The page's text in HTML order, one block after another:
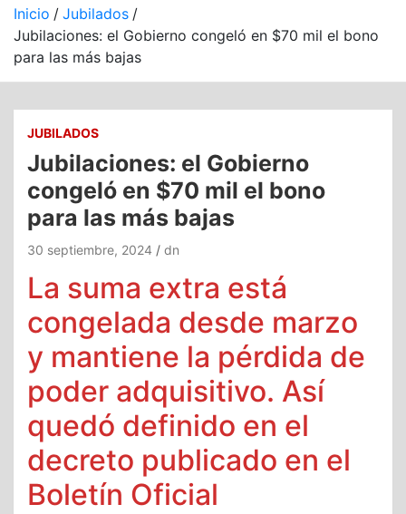
Inicio
Jubilados
Jubilaciones: el Gobierno congeló en $70 mil el bono
para las más bajas
JUBILADOS
Jubilaciones: el Gobierno
congeló en $70 mil el bono
para las más bajas
30 septiembre, 2024 dn
La suma extra está
congelada desde marzo
y mantiene la pérdida de
poder adquisitivo. Así
quedó definido en el
decreto publicado en el
Boletín Oficial